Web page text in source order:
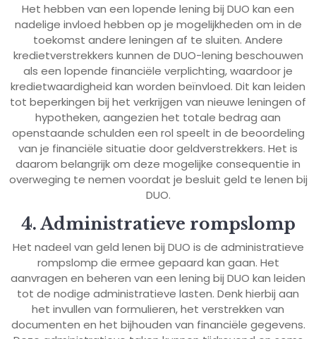
Het hebben van een lopende lening bij DUO kan een
nadelige invloed hebben op je mogelijkheden om in de
toekomst andere leningen af te sluiten. Andere
kredietverstrekkers kunnen de DUO-lening beschouwen
als een lopende financiële verplichting, waardoor je
kredietwaardigheid kan worden beïnvloed. Dit kan leiden
tot beperkingen bij het verkrijgen van nieuwe leningen of
hypotheken, aangezien het totale bedrag aan
openstaande schulden een rol speelt in de beoordeling
van je financiële situatie door geldverstrekkers. Het is
daarom belangrijk om deze mogelijke consequentie in
overweging te nemen voordat je besluit geld te lenen bij
DUO.
4. Administratieve rompslomp
Het nadeel van geld lenen bij DUO is de administratieve
rompslomp die ermee gepaard kan gaan. Het
aanvragen en beheren van een lening bij DUO kan leiden
tot de nodige administratieve lasten. Denk hierbij aan
het invullen van formulieren, het verstrekken van
documenten en het bijhouden van financiële gegevens.